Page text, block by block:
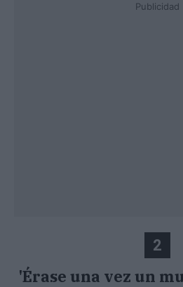
Publicidad
2
'Érase una vez un